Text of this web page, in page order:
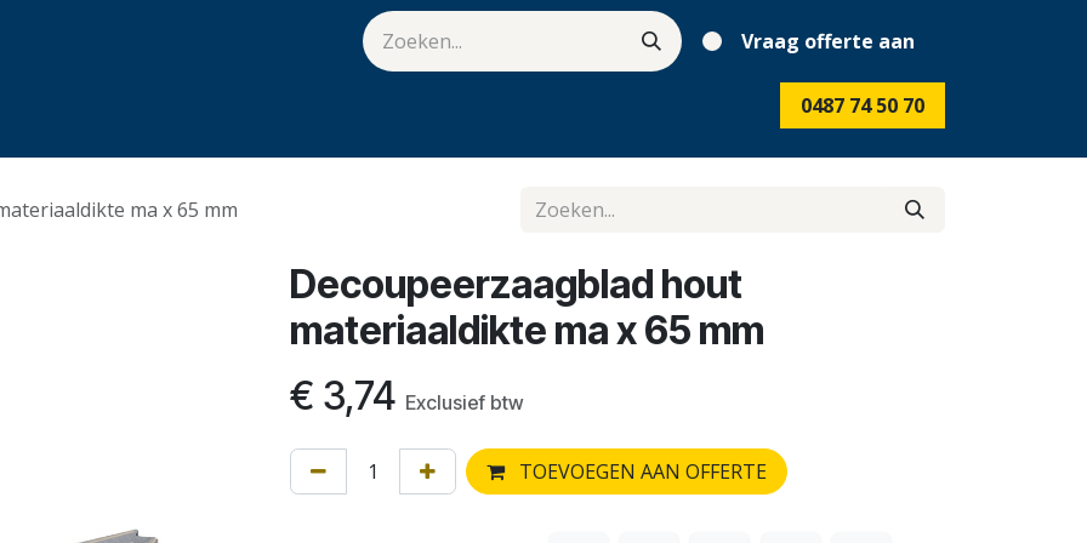
Vraag offerte aan
0487 74 50 70
ma x 65 mm
Decoupeerzaagblad hout
materiaaldikte ma x 65 mm
€ 3,74 Exclusief btw
TOEVOEGEN AAN OFFERTE